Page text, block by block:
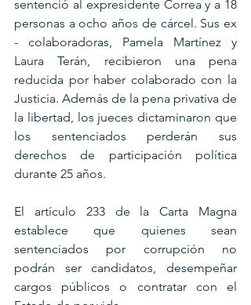
sentenció al expresidente Correa y a 18
personas a ocho años de cárcel. Sus ex
- colaboradoras, Pamela Martínez y
Laura Terán, recibieron una pena
reducida por haber colaborado con la
Justicia. Además de la pena privativa de
la libertad, los jueces dictaminaron que
los sentenciados perderán sus
derechos de participación política
durante 25 años.
El artículo 233 de la Carta Magna
establece que quienes sean
sentenciados por corrupción no
podrán ser candidatos, desempeñar
cargos públicos o contratar con el